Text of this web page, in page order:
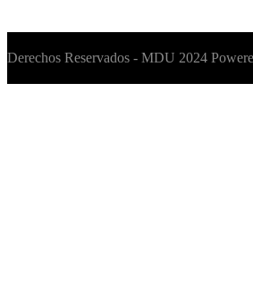
Derechos Reservados - MDU 2024